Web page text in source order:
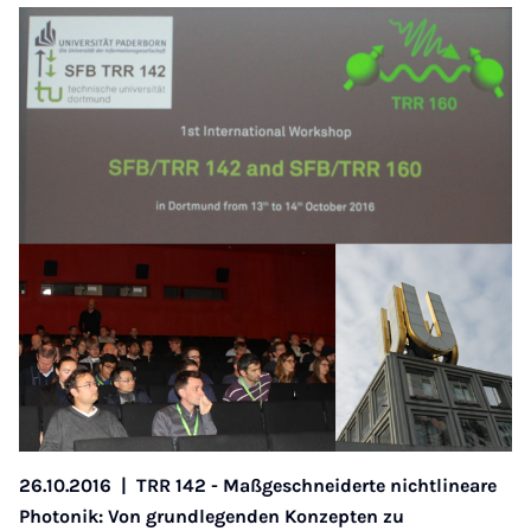
26.10.2016 | TRR 142 - Maßgeschneiderte nichtlineare
Photonik: Von grundlegenden Konzepten zu